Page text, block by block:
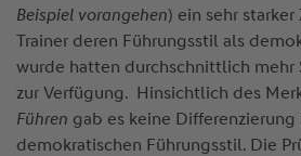
Beispiel vorangehen) ein sehr starker
Trainer deren Führungsstil als
wurde hatten durchschnittlich mehr
zur Verfügung. Hinsichtlich des
Führen gab es keine Differenzierung
demokratischen Führungsstil. Die